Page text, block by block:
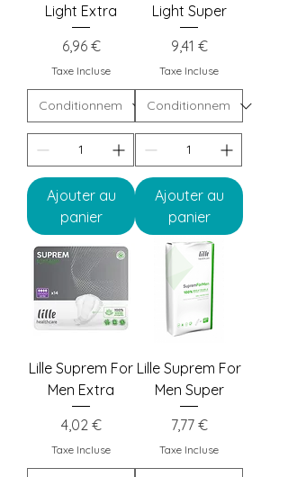
Light Extra
Prix
6,96 €
Taxe Incluse
Ajouter au
panier
Light Super
Prix
9,41 €
Taxe Incluse
Ajouter au
panier
Lille Suprem For
Men Extra
Prix
4,02 €
Taxe Incluse
Lille Suprem For
Men Super
Prix
7,77 €
Taxe Incluse